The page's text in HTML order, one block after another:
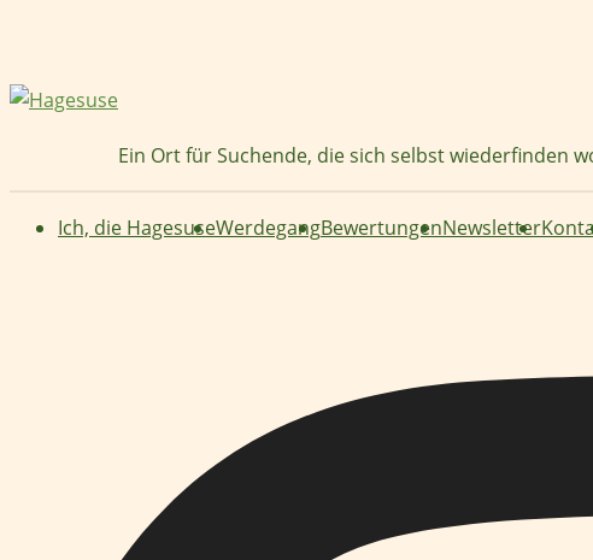
springen
Ein Ort für Suchende, die sich selbst wiederfinden
Ich, die HagesuseWerdegangBewertungenNewsletter